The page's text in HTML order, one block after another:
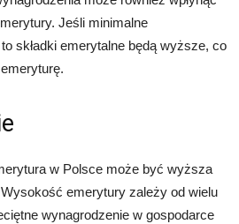
Jeśli minimalne
składki emerytalne będą wyższe, co
w Polsce może być wyższa
emerytury zależy od wielu
wynagrodzenie w gospodarce